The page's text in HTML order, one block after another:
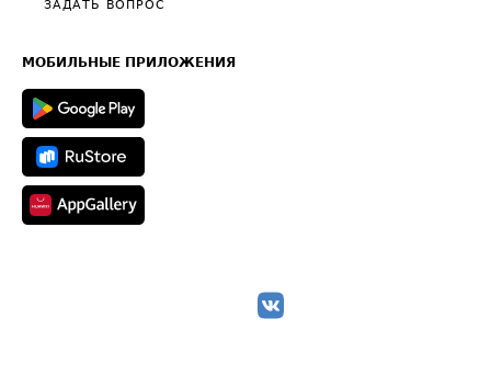
Общие положения
Техническая информация
ЗАДАТЬ ВОПРОС
МОБИЛЬНЫЕ ПРИЛОЖЕНИЯ